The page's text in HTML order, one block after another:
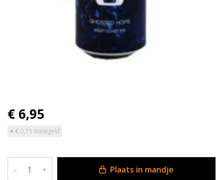
€ 6,95
+ € 0,15 statiegeld
– + Plaats in mandje